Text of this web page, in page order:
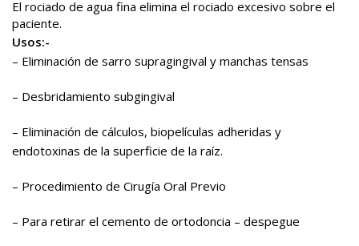
El rociado de agua fina elimina el rociado excesivo sobre el
paciente.
Usos:-
– Eliminación de sarro supragingival y manchas tensas
– Desbridamiento subgingival
– Eliminación de cálculos, biopelículas adheridas y
endotoxinas de la superficie de la raíz.
– Procedimiento de Cirugía Oral Previo
– Para retirar el cemento de ortodoncia – despegue